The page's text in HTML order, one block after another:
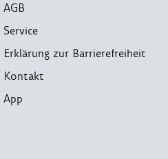
AGB
Service
Erklärung zur Barrierefreiheit
Kontakt
App